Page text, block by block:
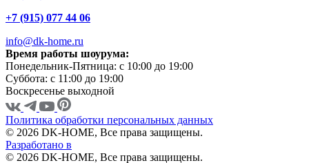
+7 (915) 077 44 06
info@dk-home.ru
Время работы шоурума:
Понедельник-Пятница: c 10:00 до 19:00
Суббота: c 11:00 до 19:00
Воскресенье выходной
Политика обработки персональных данных
© 2026 DK-HOME, Все права защищены.
Разработано в
© 2026 DK-HOME, Все права защищены.